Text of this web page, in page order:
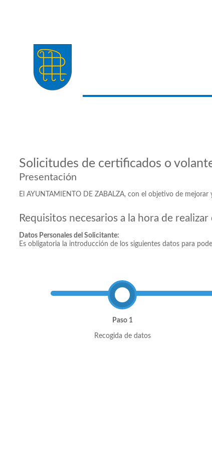
Solicitudes de certificados o
Presentación
El AYUNTAMIENTO DE ZABALZA, con el objetivo de
Requisitos necesarios a la hora de
Datos Personales del Solicitante:
Es obligatoria la introducción de los siguientes datos para
Paso 1
Recogida de datos